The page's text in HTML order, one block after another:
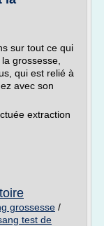
sur tout ce qui
grossesse,
qui est relié à
avec son
extraction
grossesse /
test de